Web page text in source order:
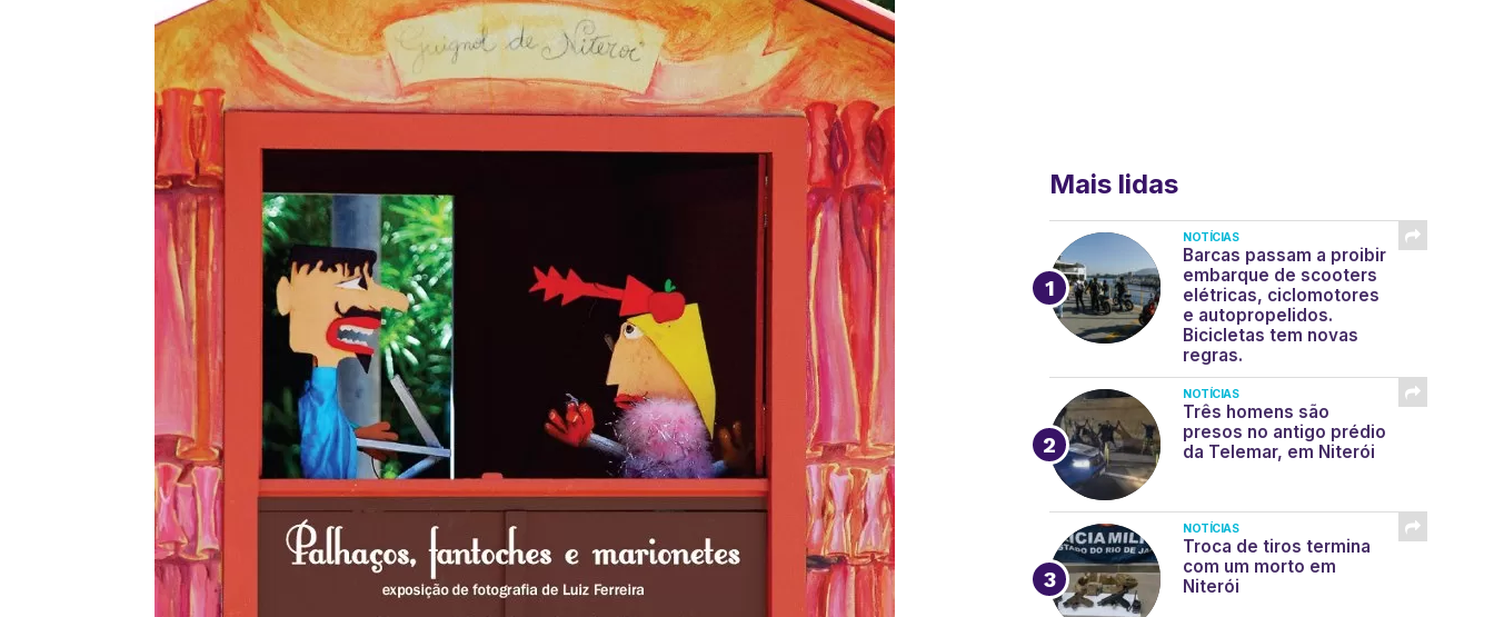
Mais lidas
NOTÍCIAS
Barcas passam a proibir
embarque de scooters
elétricas, ciclomotores
e autopropelidos.
Bicicletas tem novas
regras.
NOTÍCIAS
Três homens são
presos no antigo prédio
da Telemar, em Niterói
NOTÍCIAS
Troca de tiros termina
com um morto em
Niterói